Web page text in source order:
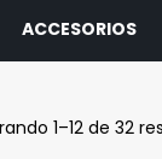
ACCESORIOS
1–12 de 32